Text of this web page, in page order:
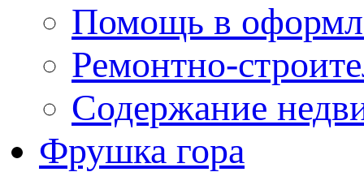
Помощь в
Ремонтно-
Содержание
Фрушка гора